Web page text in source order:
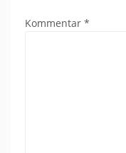
Kommentar *